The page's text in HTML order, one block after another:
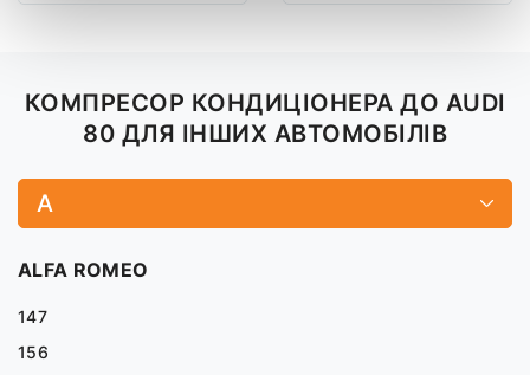
КОМПРЕСОР КОНДИЦІОНЕРА ДО AUDI
80 ДЛЯ ІНШИХ АВТОМОБІЛІВ
A
ALFA ROMEO
147
156